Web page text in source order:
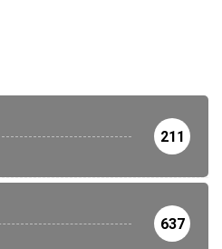
211
637